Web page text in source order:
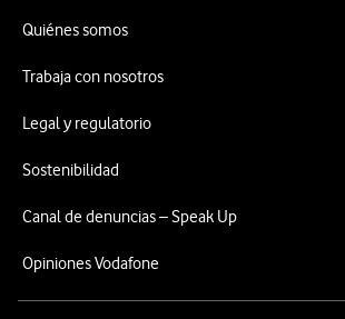
Quiénes somos
Trabaja con nosotros
Legal y regulatorio
Sostenibilidad
Canal de denuncias – Speak Up
Opiniones Vodafone